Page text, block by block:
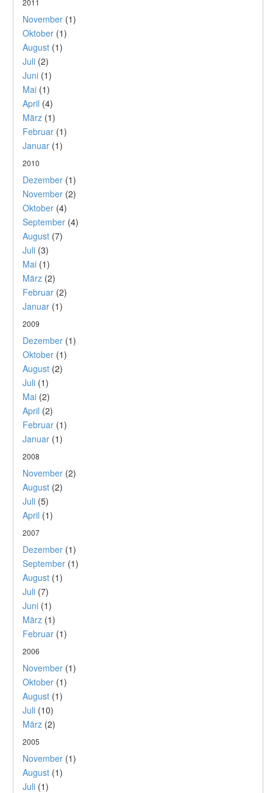
2011
November (1)
Oktober (1)
August (1)
Juli (2)
Juni (1)
Mai (1)
April (4)
März (1)
Februar (1)
Januar (1)
2010
Dezember (1)
November (2)
Oktober (4)
September (4)
August (7)
Juli (3)
Mai (1)
März (2)
Februar (2)
Januar (1)
2009
Dezember (1)
Oktober (1)
August (2)
Juli (1)
Mai (2)
April (2)
Februar (1)
Januar (1)
2008
November (2)
August (2)
Juli (5)
April (1)
2007
Dezember (1)
September (1)
August (1)
Juli (7)
Juni (1)
März (1)
Februar (1)
2006
November (1)
Oktober (1)
August (1)
Juli (10)
März (2)
2005
November (1)
August (1)
Juli (1)